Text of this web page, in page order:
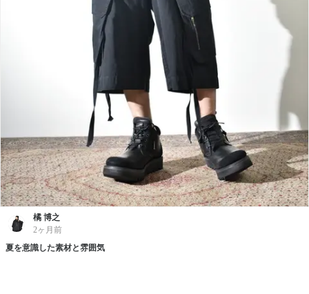
橘 博之
2ヶ月前
夏を意識した素材と雰囲気